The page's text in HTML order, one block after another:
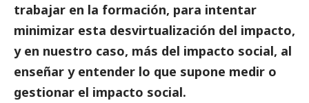
trabajar en la formación, para intentar
minimizar esta desvirtualización del impacto,
y en nuestro caso, más del impacto social, al
enseñar y entender lo que supone medir o
gestionar el impacto social.